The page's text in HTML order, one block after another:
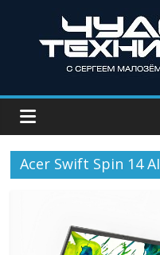
Acer Swift Spin 14 AI